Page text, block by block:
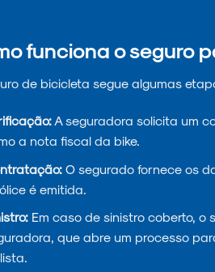
funciona o seguro
de bicicleta segue algumas
A seguradora solicita um
a nota fiscal da bike.
O segurado fornece os
é emitida.
Em caso de sinistro coberto, o
que abre um processo